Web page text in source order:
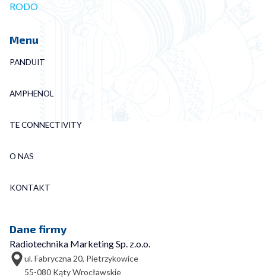
RODO
Menu
PANDUIT
AMPHENOL
TE CONNECTIVITY
O NAS
KONTAKT
Dane firmy
Radiotechnika Marketing Sp. z.o.o.
ul. Fabryczna 20, Pietrzykowice
55-080 Kąty Wrocławskie